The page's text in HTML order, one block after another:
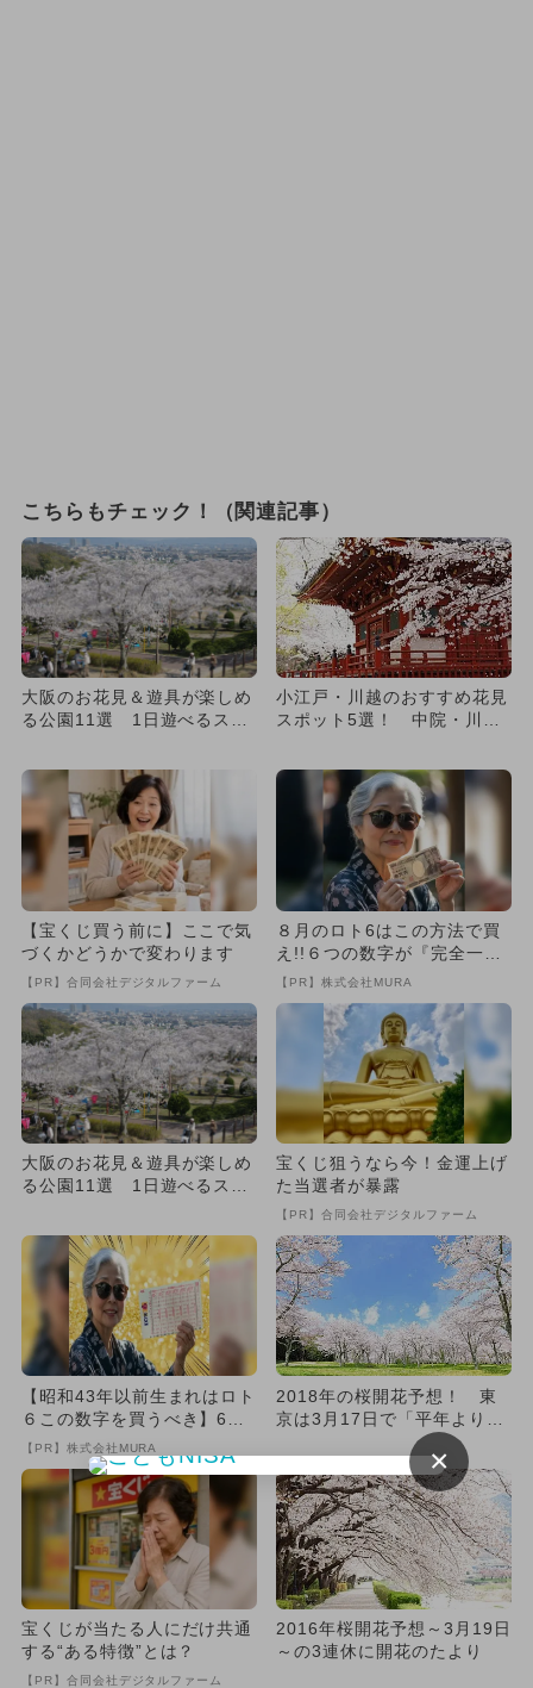
こちらもチェック！（関連記事）
大阪のお花見＆遊具が楽しめ
る公園11選 1日遊べるスポ
小江戸・川越のおすすめ花見
スポット5選！ 中院・川越
羅！
【宝くじ買う前に】ここで気
づくかどうかで変わります
【PR】合同会社デジタルファーム
８月のロト6はこの方法で買
え!!６つの数字が『完全一
致』する方法
【PR】株式会社MURA
大阪のお花見＆遊具が楽しめ
る公園11選 1日遊べるスポ
宝くじ狙うなら今！金運上げ
た当選者が暴露
【PR】合同会社デジタルファーム
【昭和43年以前生まれはロト
６この数字を買うべき】6つ
の数字が「完全一致」する
【PR】株式会社MURA
2018年の桜開花予想！ 東
京は3月17日で「平年よりか
宝くじが当たる人にだけ共通
する“ある特徴”とは？
【PR】合同会社デジタルファーム
2016年桜開花予想～3月19日
～の3連休に開花のたより
×